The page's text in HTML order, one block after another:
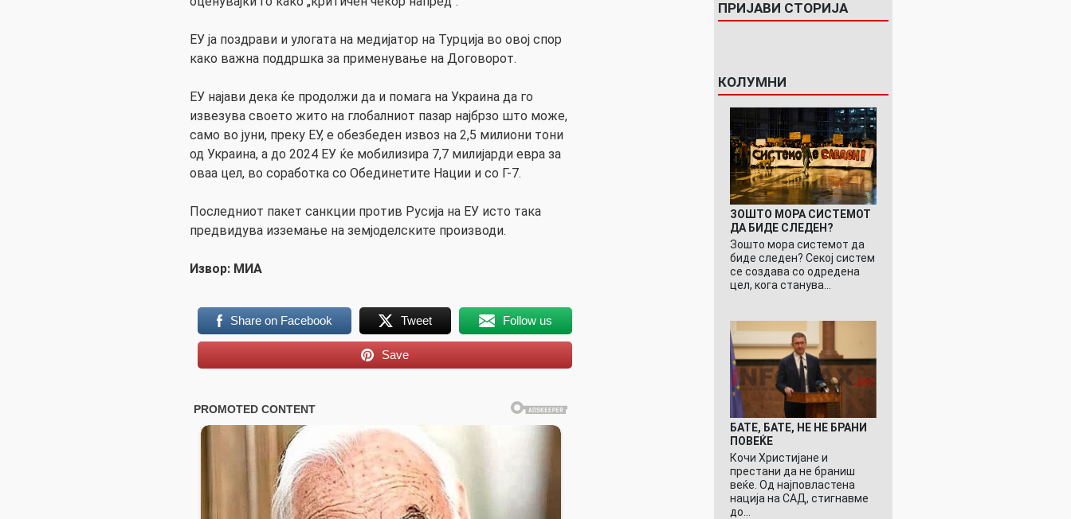
ЕУ ја поздрави и улогата на медијатор на Турција во овој спор
како важна поддршка за применување на Договорот.
ЕУ најави дека ќе продолжи да и помага на Украина да го
извезува своето жито на глобалниот пазар најбрзо што може,
само во јуни, преку ЕУ, е обезбеден извоз на 2,5 милиони тони
од Украина, а до 2024 ЕУ ќе мобилизира 7,7 милијарди евра за
оваа цел, во соработка со Обединетите Нации и со Г-7.
Последниот пакет санкции против Русија на ЕУ исто така
предвидува изземање на земјоделските производи.
Извор: МИА
Share on Facebook Tweet Follow us
Save
ПРИЈАВИ СТОРИЈА
КОЛУМНИ
ЗОШТО МОРА СИСТЕМОТ
ДА БИДЕ СЛЕДЕН?
Зошто мора системот да
биде следен? Секој систем
се создава со одредена
цел, кога станува…
БАТЕ, БАТЕ, НЕ НЕ БРАНИ
ПОВЕЌЕ
Кочи Христијане и
престани да не браниш
веќе. Од најповластена
нација на САД, стигнавме
до…